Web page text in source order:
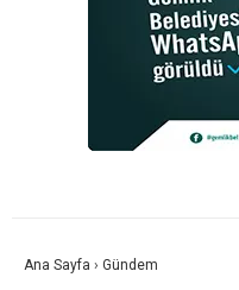
Ana Sayfa › Gündem